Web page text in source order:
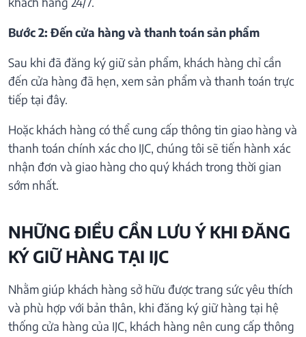
Bước 2: Đến cửa hàng và thanh toán sản phẩm
Sau khi đã đăng ký giữ sản phẩm, khách hàng chỉ cần
đến cửa hàng đã hẹn, xem sản phẩm và thanh toán trực
tiếp tại đây.
Hoặc khách hàng có thể cung cấp thông tin giao hàng và
thanh toán chính xác cho IJC, chúng tôi sẽ tiến hành xác
nhận đơn và giao hàng cho quý khách trong thời gian
sớm nhất.
NHỮNG ĐIỀU CẦN LƯU Ý KHI ĐĂNG
KÝ GIỮ HÀNG TẠI IJC
Nhằm giúp khách hàng sở hữu được trang sức yêu thích
và phù hợp với bản thân, khi đăng ký giữ hàng tại hệ
thống cửa hàng của IJC, khách hàng nên cung cấp thông